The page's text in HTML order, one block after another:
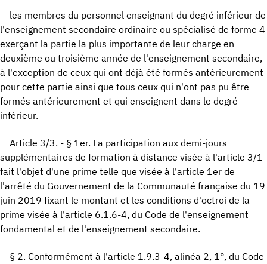
les membres du personnel enseignant du degré inférieur de
l'enseignement secondaire ordinaire ou spécialisé de forme 4
exerçant la partie la plus importante de leur charge en
deuxième ou troisième année de l'enseignement secondaire,
à l'exception de ceux qui ont déjà été formés antérieurement
pour cette partie ainsi que tous ceux qui n'ont pas pu être
formés antérieurement et qui enseignent dans le degré
inférieur.
Article 3/3. - § 1er. La participation aux demi-jours
supplémentaires de formation à distance visée à l'article 3/1
fait l'objet d'une prime telle que visée à l'article 1er de
l'arrêté du Gouvernement de la Communauté française du 19
juin 2019 fixant le montant et les conditions d'octroi de la
prime visée à l'article 6.1.6-4, du Code de l'enseignement
fondamental et de l'enseignement secondaire.
§ 2. Conformément à l'article 1.9.3-4, alinéa 2, 1°, du Code